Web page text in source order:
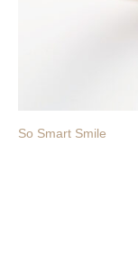
So Smart Smile